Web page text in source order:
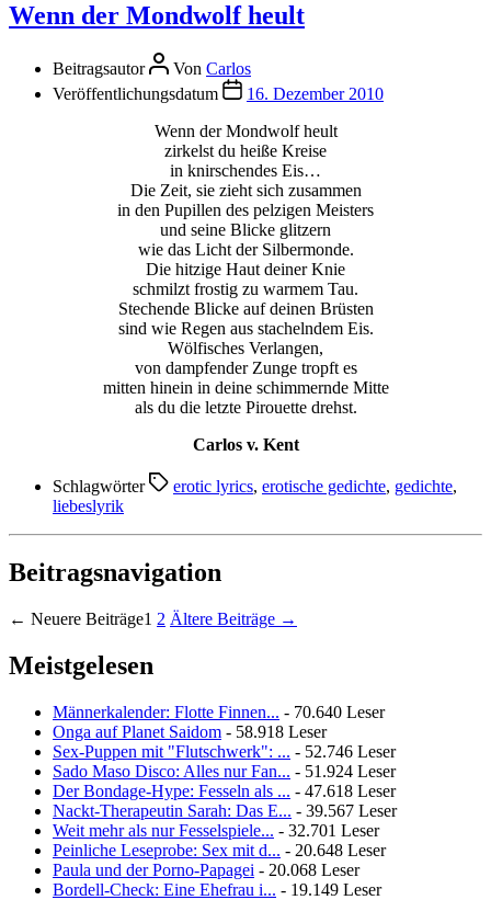
Wenn der Mondwolf heult
Beitragsautor Von Carlos
Veröffentlichungsdatum
16. Dezember 2010
Wenn der Mondwolf heult
zirkelst du heiße Kreise
in knirschendes Eis…
Die Zeit, sie zieht sich zusammen
in den Pupillen des pelzigen Meisters
und seine Blicke glitzern
wie das Licht der Silbermonde.
Die hitzige Haut deiner Knie
schmilzt frostig zu warmem Tau.
Stechende Blicke auf deinen Brüsten
sind wie Regen aus stachelndem Eis.
Wölfisches Verlangen,
von dampfender Zunge tropft es
mitten hinein in deine schimmernde Mitte
als du die letzte Pirouette drehst.
Carlos v. Kent
Schlagwörter erotic lyrics, erotische gedichte, gedichte,
liebeslyrik
Beitragsnavigation
← Neuere Beiträge1 2 Ältere Beiträge →
Meistgelesen
Männerkalender: Flotte Finnen... - 70.640 Leser
Onga auf Planet Saidom - 58.918 Leser
Sex-Puppen mit "Flutschwerk": ... - 52.746 Leser
Sado Maso Disco: Alles nur Fan... - 51.924 Leser
Der Bondage-Hype: Fesseln als ... - 47.618 Leser
Nackt-Therapeutin Sarah: Das E... - 39.567 Leser
Weit mehr als nur Fesselspiele... - 32.701 Leser
Peinliche Leseprobe: Sex mit d... - 20.648 Leser
Paula und der Porno-Papagei - 20.068 Leser
Bordell-Check: Eine Ehefrau i... - 19.149 Leser